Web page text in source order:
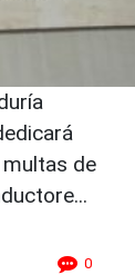
de
0